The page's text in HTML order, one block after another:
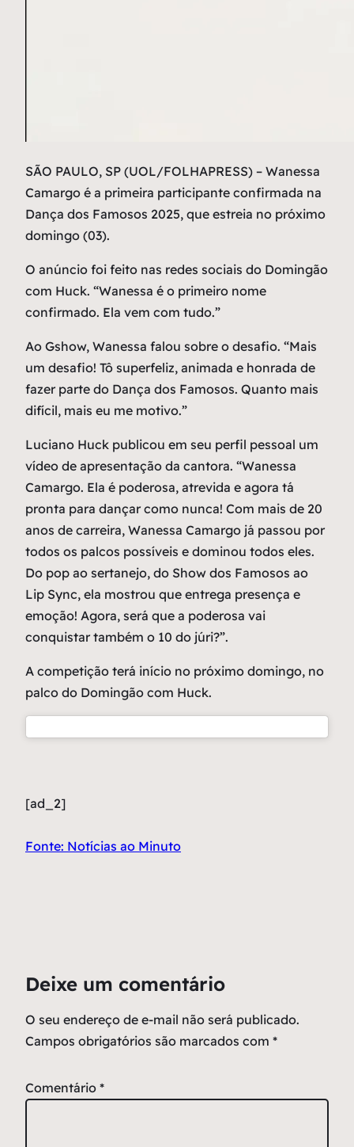
SÃO PAULO, SP (UOL/FOLHAPRESS) – Wanessa
Camargo é a primeira participante confirmada na
Dança dos Famosos 2025, que estreia no próximo
domingo (03).
O anúncio foi feito nas redes sociais do Domingão
com Huck. “Wanessa é o primeiro nome
confirmado. Ela vem com tudo.”
Ao Gshow, Wanessa falou sobre o desafio. “Mais
um desafio! Tô superfeliz, animada e honrada de
fazer parte do Dança dos Famosos. Quanto mais
difícil, mais eu me motivo.”
Luciano Huck publicou em seu perfil pessoal um
vídeo de apresentação da cantora. “Wanessa
Camargo. Ela é poderosa, atrevida e agora tá
pronta para dançar como nunca! Com mais de 20
anos de carreira, Wanessa Camargo já passou por
todos os palcos possíveis e dominou todos eles.
Do pop ao sertanejo, do Show dos Famosos ao
Lip Sync, ela mostrou que entrega presença e
emoção! Agora, será que a poderosa vai
conquistar também o 10 do júri?”.
A competição terá início no próximo domingo, no
palco do Domingão com Huck.
[ad_2]
Fonte: Notícias ao Minuto
Deixe um comentário
O seu endereço de e-mail não será publicado.
Campos obrigatórios são marcados com *
Comentário *